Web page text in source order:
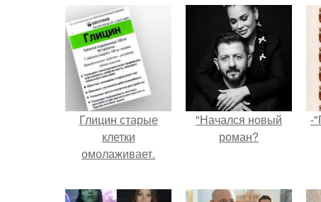
Глицин старые
клетки
омолаживает.
"Начался новый
роман?
-